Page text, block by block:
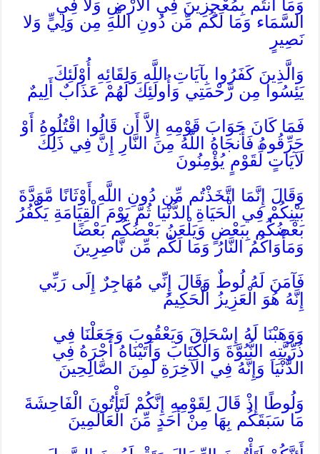
وَمَا أَنتُم بِمُعْجِزِينَ فِي الأَرْضِ وَلا فِي
السَّمَاء وَمَا لَكُم مِّن دُونِ اللَّهِ مِن وَلِيٍّ وَلا
نَصِيرٍ
وَالَّذِينَ كَفَرُوا بِآيَاتِ اللَّهِ وَلِقَائِهِ أُوْلَئِكَ
يَئِسُوا مِن رَّحْمَتِي وَأُولَئِكَ لَهُمْ عَذَابٌ أَلِيمٌ
فَمَا كَانَ جَوَابَ قَوْمِهِ إِلاَّ أَن قَالُوا اقْتُلُوهُ أَوْ
حَرِّقُوهُ فَأَنجَاهُ اللَّهُ مِنَ النَّارِ إِنَّ فِي ذَلِكَ
لَآيَاتٍ لِّقَوْمٍ يُؤْمِنُونَ
وَقَالَ إِنَّمَا اتَّخَذْتُم مِّن دُونِ اللَّهِ أَوْثَانًا مَّوَدَّةَ
بَيْنِكُمْ فِي الْحَيَاةِ الدُّنْيَا ثُمَّ يَوْمَ الْقِيَامَةِ يَكْفُرُ
بَعْضُكُم بِبَعْضٍ وَيَلْعَنُ بَعْضُكُم بَعْضًا
وَمَأْوَاكُمُ النَّارُ وَمَا لَكُم مِّن نَّاصِرِينَ
فَآمَنَ لَهُ لُوطٌ وَقَالَ إِنِّي مُهَاجِرٌ إِلَى رَبِّي
إِنَّهُ هُوَ الْعَزِيزُ الْحَكِيمُ
وَوَهَبْنَا لَهُ إِسْحَاقَ وَيَعْقُوبَ وَجَعَلْنَا فِي
ذُرِّيَّتِهِ النُّبُوَّةَ وَالْكِتَابَ وَآتَيْنَاهُ أَجْرَهُ فِي
الدُّنْيَا وَإِنَّهُ فِي الآخِرَةِ لَمِنَ الصَّالِحِينَ
وَلُوطًا إِذْ قَالَ لِقَوْمِهِ إِنَّكُمْ لَتَأْتُونَ الْفَاحِشَةَ
مَا سَبَقَكُم بِهَا مِنْ أَحَدٍ مِّنَ الْعَالَمِينَ